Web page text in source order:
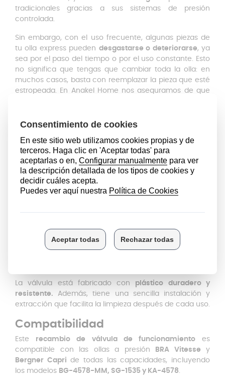
tradicionales gracias a sus sistemas de presión
controlada.
Sin embargo, con el uso frecuente, algunas piezas de
tu olla express pueden desgastarse o deteriorarse, ya
sea por el paso del tiempo o por el uso constante. Esto
no significa que tengas que cambiar toda la olla: en
muchos casos, basta con reemplazar la pieza que esté
estropeada. En Anakel Home nos aseguramos de que
unmango, unajunta, un asao una
Válvula de Olla Bra Vitesse:
Detalles
Pero es importante recalcar que si la válvula no
funciona correctamente, podría ser muy peligroso
usarla en esas condiciones. Una vez que la olla a
expulsa los excesos de la mismasi no se baja la
el estado de la válvula sea el adecuado y funcione
correctamente, ya que sino, los excesos de presión
La válvula está fabricado con plástico duradero y
resistente. Además, tiene una sencilla instalación y
extracción que facilita la limpieza después de cada uso.
Compatibilidad
Este recambio de válvula de funcionamientoes
compatible con las ollas a presión
BRA Vitesse y
Bergner Capri de todas las capacidades, incluyendo
los modelos BG-4578-MM, SG-1535 y KA-4578.